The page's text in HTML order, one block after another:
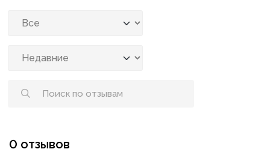
0 отзывов